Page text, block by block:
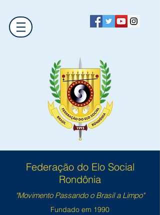
Federação do Elo Social
Rondônia
"Movimento Passando o Brasil a Limpo"
Fundado em 1990